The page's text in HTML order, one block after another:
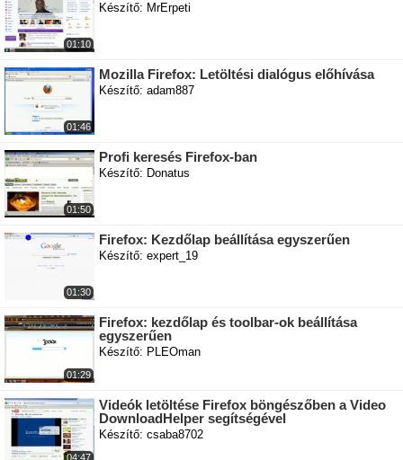
01:10
Készítő: MrErpeti
01:46
Mozilla Firefox: Letöltési dialógus előhívása
Készítő: adam887
01:50
Profi keresés Firefox-ban
Készítő: Donatus
01:30
Firefox: Kezdőlap beállítása egyszerűen
Készítő: expert_19
01:29
Firefox: kezdőlap és toolbar-ok beállítása
egyszerűen
Készítő: PLEOman
04:47
Videók letöltése Firefox böngészőben a Video
DownloadHelper segítségével
Készítő: csaba8702